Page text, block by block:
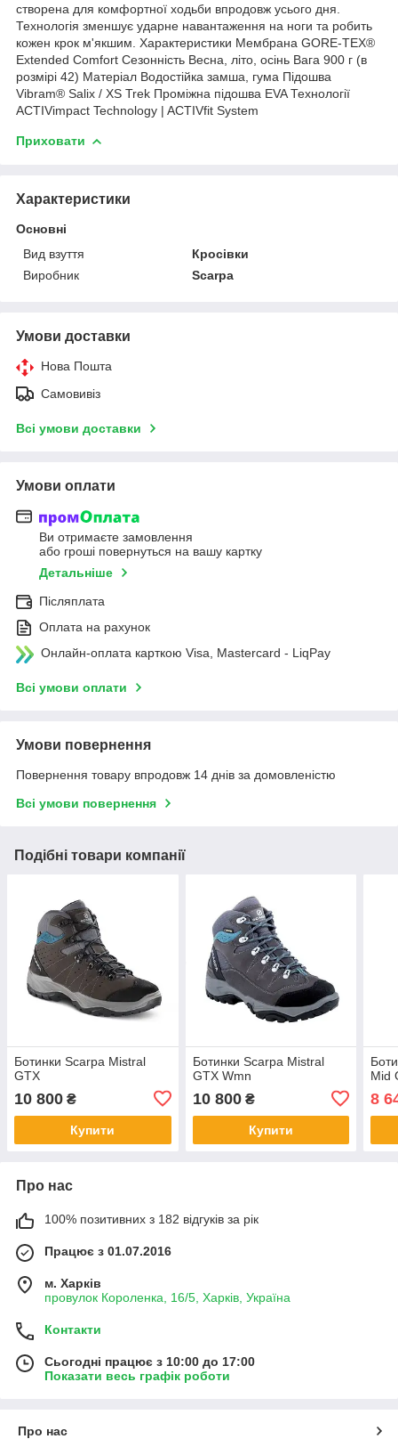
створена для комфортної ходьби впродовж усього дня.
Технологія зменшує ударне навантаження на ноги та робить
кожен крок м'якшим. Характеристики Мембрана GORE-TEX®
Extended Comfort Сезонність Весна, літо, осінь Вага 900 г (в
розмірі 42) Матеріал Водостійка замша, гума Підошва
Vibram® Salix / XS Trek Проміжна підошва EVA Технології
ACTIVimpact Technology | ACTIVfit System
Приховати
Характеристики
Основні
Вид взуття
Кросівки
Виробник
Scarpa
Умови доставки
Нова Пошта
Самовивіз
Всі умови доставки
Умови оплати
Ви отримаєте замовлення
або гроші повернуться на вашу картку
Детальніше
Післяплата
Оплата на рахунок
Онлайн-оплата карткою Visa, Mastercard - LiqPay
Всі умови оплати
Умови повернення
Повернення товару впродовж 14 днів за домовленістю
Всі умови повернення
Подібні товари компанії
Ботинки Scarpa Mistral
GTX
10 800 ₴
Купити
Ботинки Scarpa Mistral
GTX Wmn
10 800₴
Купити
Mid
8
Про нас
100% позитивних з 182 відгуків за рік
Працює з 01.07.2016
м. Харків
провулок Короленка, 16/5, Харків, Україна
Контакти
Сьогодні працює з 10:00 до 17:00
Показати весь графік роботи
Про нас